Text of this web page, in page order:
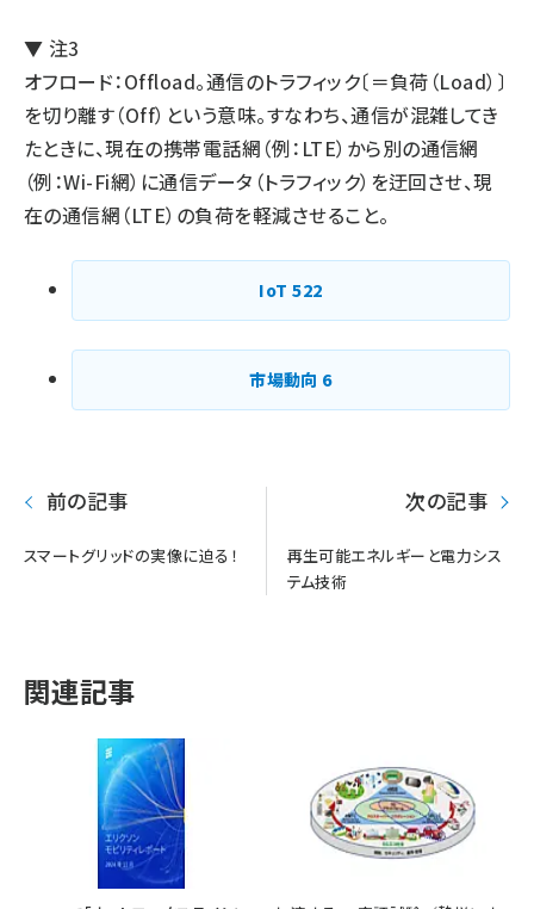
▼ 注3
オフロード：Offload。通信のトラフィック〔＝負荷（Load）〕
を切り離す（Off）という意味。すなわち、通信が混雑してき
たときに、現在の携帯電話網（例：LTE）から別の通信網
（例：Wi-Fi網）に通信データ（トラフィック）を迂回させ、現
在の通信網（LTE）の負荷を軽減させること。
IoT522
市場動向 6
前の記事
スマートグリッドの実像に迫る！
次の記事
再生可能エネルギーと電力シス
テム技術
関連記事